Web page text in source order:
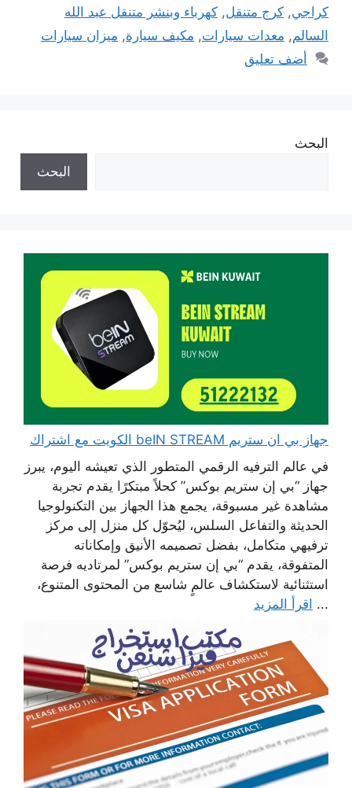
كراجي, كرج متنقل, كهرباء وبنشر متنقل عبد الله
السالم, معدات سيارات, مكيف سيارة, ميزان سيارات
أضف تعليق
البحث
البحث
جهاز بي ان ستريم beIN STREAM الكويت مع اشتراك
في عالم الترفيه الرقمي المتطور الذي تعيشه اليوم، يبرز
جهاز “بي إن ستريم بوكس” كحلاً مبتكرًا يقدم تجربة
مشاهدة غير مسبوقة، يجمع هذا الجهاز بين التكنولوجيا
الحديثة والتفاعل السلس، ليُحوّل كل منزل إلى مركز
ترفيهي متكامل، بفضل تصميمه الأنيق وإمكاناته
المتفوقة، يقدم “بي إن ستريم بوكس” لمرتاديه فرصة
استثنائية لاستكشاف عالمٍ شاسع من المحتوى المتنوع،
... اقرأ المزيد